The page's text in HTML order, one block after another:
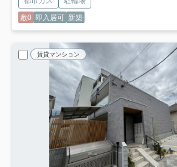
敷0 即入居可 新築
賃貸マンション